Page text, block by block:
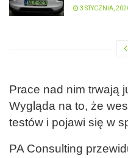
3 STYCZNIA,
Prace nad nim trwają
Wygląda na to, że
testów i pojawi się w
PA Consulting